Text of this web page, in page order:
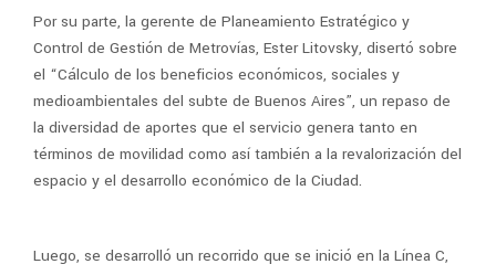
Por su parte, la gerente de Planeamiento Estratégico y
Control de Gestión de Metrovías, Ester Litovsky, disertó sobre
el “Cálculo de los beneficios económicos, sociales y
medioambientales del subte de Buenos Aires”, un repaso de
la diversidad de aportes que el servicio genera tanto en
términos de movilidad como así también a la revalorización del
espacio y el desarrollo económico de la Ciudad.
Luego, se desarrolló un recorrido que se inició en la Línea C,